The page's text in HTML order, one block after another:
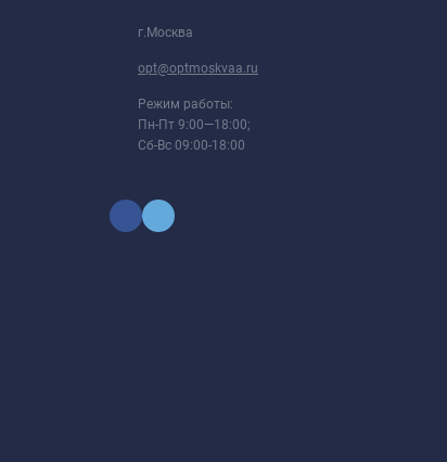
г.Москва
opt@optmoskvaa.ru
Режим работы:
Пн-Пт 9:00—18:00;
Сб-Вс 09:00-18:00